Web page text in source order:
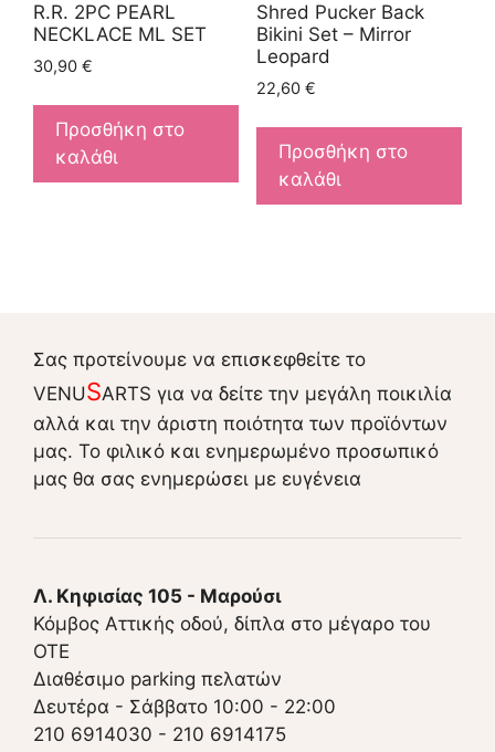
R.R. 2PC PEARL
NECKLACE ML SET
30,90 €
Προσθήκη στο
καλάθι
Shred Pucker Back
Bikini Set – Mirror
Leopard
22,60 €
Προσθήκη στο
καλάθι
Σας προτείνουμε να επισκεφθείτε το
VENUSARTS για να δείτε την μεγάλη ποικιλία
αλλά και την άριστη ποιότητα των προϊόντων
μας. Το φιλικό και ενημερωμένο προσωπικό
μας θα σας ενημερώσει με ευγένεια
Λ. Κηφισίας 105 - Μαρούσι
Κόμβος Αττικής οδού, δίπλα στο μέγαρο του
ΟΤΕ
Διαθέσιμο parking πελατών
Δευτέρα - Σάββατο 10:00 - 22:00
210 6914030 - 210 6914175